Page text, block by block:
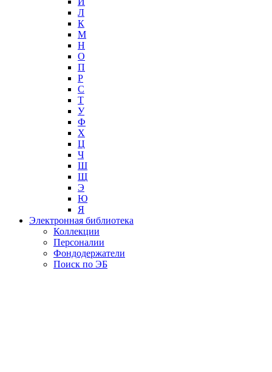
Л
К
М
Н
О
П
Р
С
Т
У
Ф
Х
Ц
Ч
Ш
Щ
Э
Ю
Я
Электронная библиотека
Коллекции
Персоналии
Фондодержатели
Поиск по ЭБ